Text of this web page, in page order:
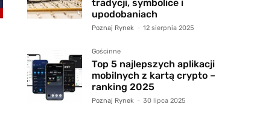
tradycji, symbolice i
upodobaniach
Poznaj Rynek - 12 sierpnia 2025
Gościnne
Top 5 najlepszych aplikacji
mobilnych z kartą crypto –
ranking 2025
Poznaj Rynek - 30 lipca 2025